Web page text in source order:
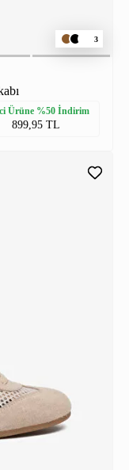
3
Ürüne %50 İndirim
899,95 TL